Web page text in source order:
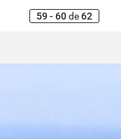
59 - 60 de 62